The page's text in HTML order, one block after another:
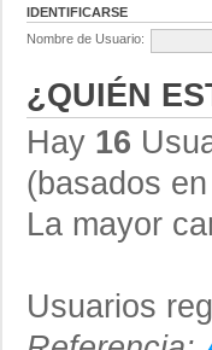
IDENTIFICARSE
Nombre de Usuario:
¿QUIÉN
Hay 16
(basados
La mayor
Usuarios